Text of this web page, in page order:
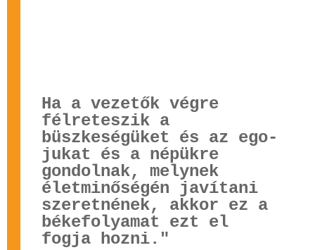
Ha a vezetők végre
félreteszik a
büszkeségüket és az ego-
jukat és a népükre
gondolnak, melynek
életminőségén javítani
szeretnének, akkor ez a
békefolyamat ezt el
fogja hozni."